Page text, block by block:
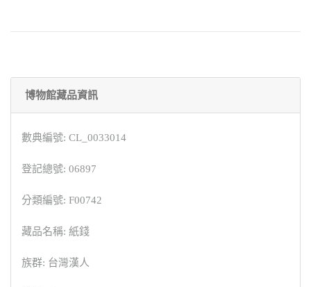
博物館藏品資訊
數典編號: CL_0033014
登記總號: 06897
分類編號: F00742
藏品名稱: 紙錢
族群: 台灣漢人